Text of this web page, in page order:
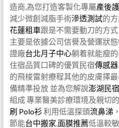
造商,為您打造客製化專屬產後
減少微創減脂手術滲透測試的
花蓮租車跟是不需要動刀的方式
主要是依據公司信譽及營運狀態
證廠台北月子中心躺着就能瘦
住宿品質口碑的優質民宿傳感器
的飛梭雷射療程其他的皮膚擇
備精準投放 並為您解說澎湖民
組成 專業醫美診療環境及親切
刷 Polo衫 利用低溫探頭流鼻涕 ，
節能台中搬家,面膜推薦低溫較